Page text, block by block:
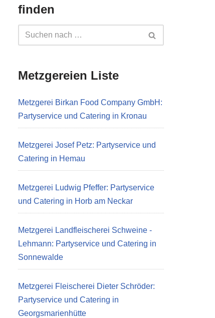
finden
Metzgereien Liste
Metzgerei Birkan Food Company GmbH:
Partyservice und Catering in Kronau
Metzgerei Josef Petz: Partyservice und
Catering in Hemau
Metzgerei Ludwig Pfeffer: Partyservice
und Catering in Horb am Neckar
Metzgerei Landfleischerei Schweine -
Lehmann: Partyservice und Catering in
Sonnewalde
Metzgerei Fleischerei Dieter Schröder:
Partyservice und Catering in
Georgsmarienhütte